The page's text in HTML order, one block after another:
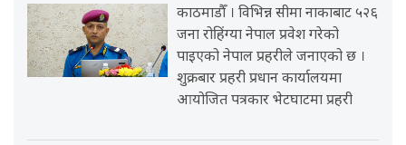
काठमाडौँ । विभिन्न सीमा नाकाबाट ५२६
जना रोहिंग्या नेपाल प्रवेश गरेको
पाइएको नेपाल प्रहरीले जनाएको छ ।
शुक्रबार प्रहरी प्रधान कार्यालयमा
आयोजित पत्रकार भेटघाटमा प्रहरी